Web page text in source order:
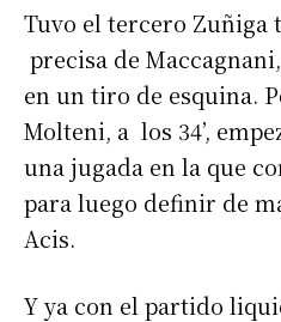
Tuvo el tercero Zuñiga
precisa de
en un tiro de esquina.
Molteni, a los 34’,
una jugada en la que
para luego definir de
Acis.
Y ya con el partido